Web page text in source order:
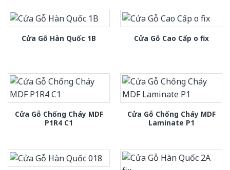
Cửa Gỗ Hàn Quốc 1B Cửa Gỗ Cao Cấp o fix
Cửa Gỗ Chống Cháy MDF
P1R4 C1
Cửa Gỗ Chống Cháy MDF
Laminate P1